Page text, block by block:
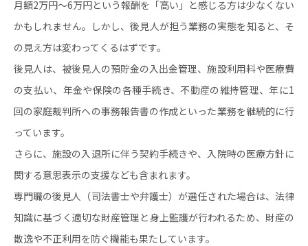
月額2万円～6万円という報酬を「高い」と感じる方は少なくない
かもしれません。しかし、後見人が担う業務の実態を知ると、そ
の見え方は変わってくるはずです。
後見人は、被後見人の預貯金の入出金管理、施設利用料や医療費
の支払い、年金や保険の各種手続き、不動産の維持管理、年に1
回の家庭裁判所への事務報告書の作成といった業務を継続的に行
っています。
さらに、施設の入退所に伴う契約手続きや、入院時の医療方針に
関する意思表示の支援なども含まれます。
専門職の後見人（司法書士や弁護士）が選任された場合は、法律
知識に基づく適切な財産管理と身上監護が行われるため、財産の
散逸や不正利用を防ぐ機能も果たしています。